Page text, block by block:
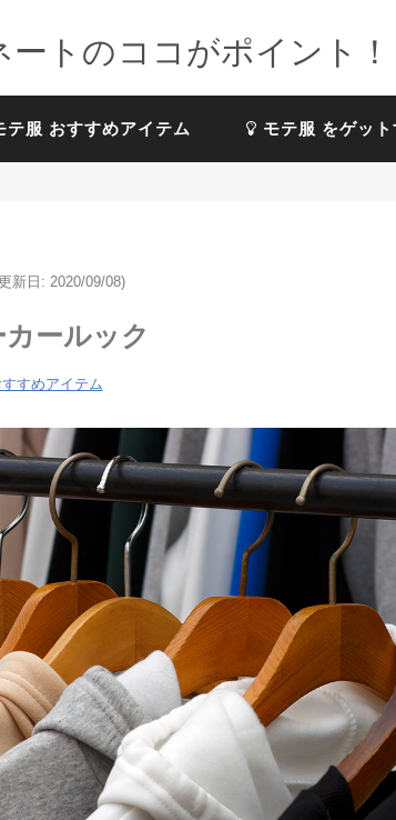
トのココがポイント！
テ服 おすすめアイテム モテ服 をゲッ
新日: 2020/09/08)
ールック
すめアイテム